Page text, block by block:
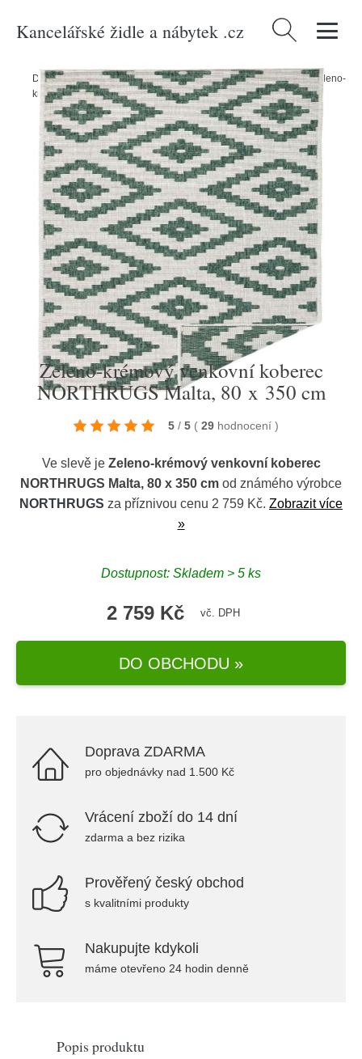
Kancelářské židle a nábytek .cz Vyhledávání
Domů/Produkty/Zahrada/Zahradní textil/Venkovní koberce/Zeleno-
krémový venkovní koberec NORTHRUGS Malta, 80 x 350 cm
Zeleno-krémový venkovní koberec
NORTHRUGS Malta, 80 x 350 cm
5 / 5 ( 29 hodnocení )
Ve slevě je Zeleno-krémový venkovní koberec
NORTHRUGS Malta, 80 x 350 cm od známého výrobce
NORTHRUGS za příznivou cenu 2 759 Kč. Zobrazit více
»
Dostupnost: Skladem > 5 ks
2 759 Kč vč. DPH
DO OBCHODU »
Doprava ZDARMA
pro objednávky nad 1.500 Kč
Vrácení zboží do 14 dní
zdarma a bez rizika
Prověřený český obchod
s kvalitními produkty
Nakupujte kdykoli
máme otevřeno 24 hodin denně
Popis produktu